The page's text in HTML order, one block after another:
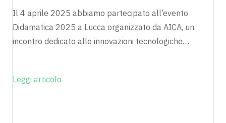
Il 4 aprile 2025 abbiamo partecipato all’evento
Didamatica 2025 a Lucca organizzato da AICA, un
incontro dedicato alle innovazioni tecnologiche…
Leggi articolo